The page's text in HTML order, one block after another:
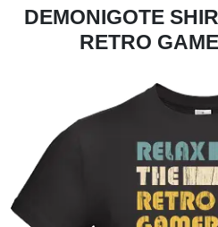
DEMONIGOTE
RETRO